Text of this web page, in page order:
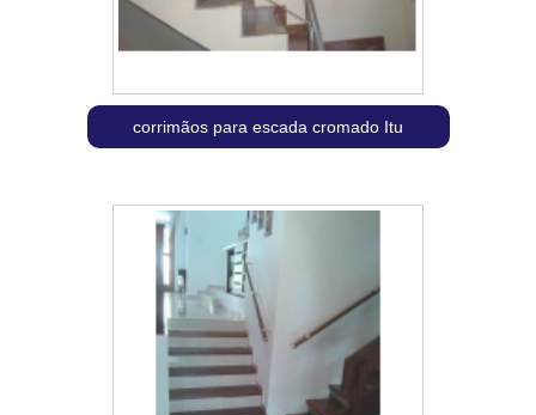
corrimãos para escada cromado Itu